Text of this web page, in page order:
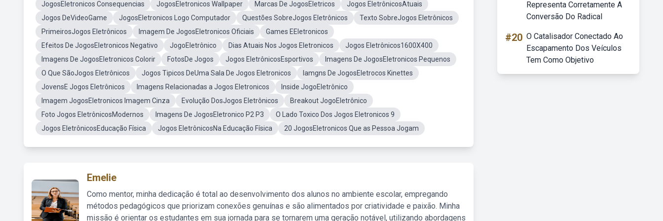
JogosEletronicos Consequencias JogosEletronicos Wallpaper Marcas De JogosEletricos
Jogos EletrônicosAtuais
Jogos DeVideoGame
JogosEletronicos Logo Computador Questões SobreJogos Eletrônicos
Texto SobreJogos Eletrônicos
PrimeirosJogos Eletrônicos
Imagem De JogosEletronicos Oficiais
Games EEletronicos
Efeitos De JogosEletronicos Negativo
JogoEletrônico Dias Atuais Nos Jogos Eletronicos
Jogos Eletrônicos1600X400
Imagens De JogosEletronicos Colorir
FotosDe Jogos Jogos EletrônicosEsportivos
Imagens De JogosEletronicos Pequenos
O Que SãoJogos Eletrônicos
Jogos Tipicos DeUma Sala De Jogos Eletronicos
Iamgns De JogosEletrocos Kinettes
JovensE Jogos Eletrônicos
Imagens Relacionadas a Jogos Eletronicos
Inside JogoEletrônico
Imagem JogosEletronicos Imagem Cinza
Evolução DosJogos Eletrônicos
Breakout JogoEletrônico
Foto Jogos EletrônicosModernos
Imagens De JogosEletronico P2 P3
O Lado Toxico Dos Jogos Eletronicos 9
Jogos EletrônicosEducação Física
Jogos EletrônicosNa Educação Física 20 JogosEletronicos Que as Pessoa Jogam
Emelie
Como mentor, minha dedicação é total ao desenvolvimento dos alunos no ambiente escolar, empregando
métodos pedagógicos que priorizam conexões genuínas e são alimentados por criatividade e paixão. Minha
missão é orientar os estudantes em sua jornada para se tornarem uma geração notável, utilizando abordagens
Representa Corretamente A
Conversão Do Radical
#20 O Catalisador Conectado Ao
Escapamento Dos Veículos
Tem Como Objetivo